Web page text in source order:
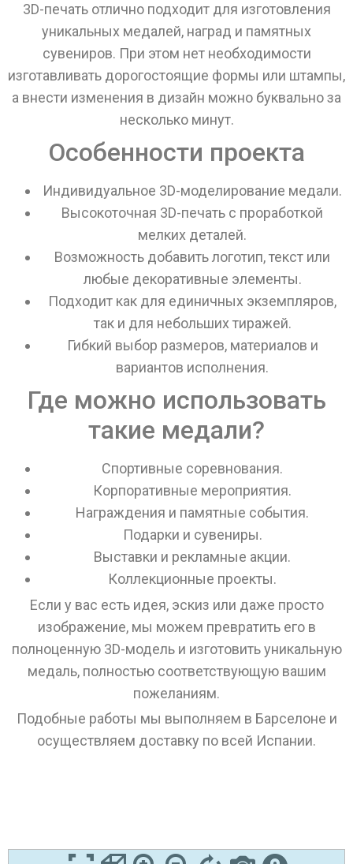
3D-печать отлично подходит для изготовления
уникальных медалей, наград и памятных
сувениров. При этом нет необходимости
изготавливать дорогостоящие формы или штампы,
а внести изменения в дизайн можно буквально за
несколько минут.
Особенности проекта
Индивидуальное 3D-моделирование медали.
Высокоточная 3D-печать с проработкой
мелких деталей.
Возможность добавить логотип, текст или
любые декоративные элементы.
Подходит как для единичных экземпляров,
так и для небольших тиражей.
Гибкий выбор размеров, материалов и
вариантов исполнения.
Где можно использовать
такие медали?
Спортивные соревнования.
Корпоративные мероприятия.
Награждения и памятные события.
Подарки и сувениры.
Выставки и рекламные акции.
Коллекционные проекты.
Если у вас есть идея, эскиз или даже просто
изображение, мы можем превратить его в
полноценную 3D-модель и изготовить уникальную
медаль, полностью соответствующую вашим
пожеланиям.
Подобные работы мы выполняем в Барселоне и
осуществляем доставку по всей Испании.